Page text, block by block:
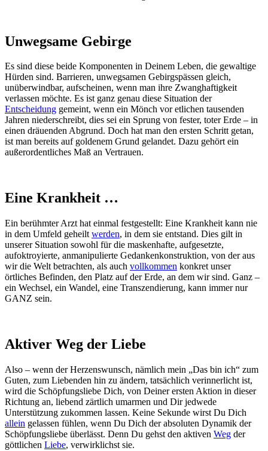
Unwegsame Gebirge
Es sind diese beide Komponenten in Deinem Leben, die gewaltige
Hürden sind. Barrieren, unwegsamen Gebirgspässen gleich,
unüberwindbar, aufscheinen, wenn man ihre Zwanghaftigkeit
verlassen möchte. Es ist ganz genau diese Situation der
Entscheidung gemeint, wenn ein Mönch vor etlichen tausenden
Jahren niederschreibt, dies sei ein Sprung von fester, toter Erde – in
einen dräuenden Abgrund. Doch hat man den ersten Schritt getan,
ist man bereits auf goldenem Grund gelandet. Dazu gehört ein
außerordentliches Maß an Vertrauen.
Eine Krankheit …
Ein berühmter Arzt hat einmal festgestellt: Eine Krankheit kann nie
in dem Umfeld geheilt werden, in dem sie entstand. Dies gilt in
unserer Situation sowohl für die maskenhafte, aufgesetzte,
aufoktroyierte, anmanipulierte Gedankenkonstruktion, von der aus
wir die Welt betrachten, als auch vollkommen konkret unser
örtliches Befinden, den Platz auf der Erde, an dem wir sind. Ganz –
ein Wechsel, ein Wandel, eine Transzendierung, kann immer nur
GANZ sein.
Aktiver Weg der Liebe
Also – wenn der Herzenswunsch, nämlich mein „Das bin ich“ zum
Guten, zum Liebenden hin zu ändern, tatsächlich verinnerlicht ist,
wird die Schöpfungsliebe Dich, von Deiner ersten Aktion in dieser
Richtung an, liebend zärtlich umarmen und Dir jedwede
Unterstützung zukommen lassen. Keine Sekunde wirst Du Dich
allein gelassen fühlen, wenn Du Dich der absoluten Dynamik der
Schöpfungsliebe überlässt. Denn Du gehst den aktiven Weg der
göttlichen Liebe, verwirklichst sie.